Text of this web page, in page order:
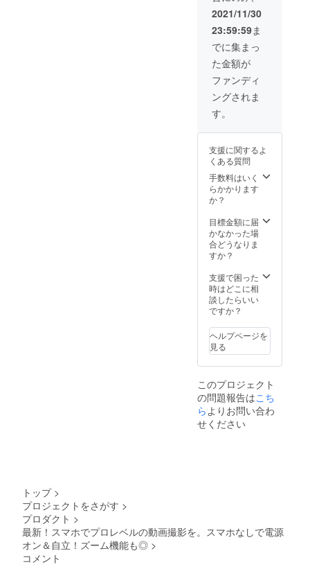
使用部
材の供
給状
況、製
造工程
上の都
合等に
より出
荷時期
があり
ます。
皆様の
ご支援
により
量産効
場合、
正規販
売価格
格より
下がる
可能性
もござ
す。 並
行輸入
品が発
生する
があり
ます。
個人輸
入及び
販路に
願いま
IZELL-
L7PRO
×1 ・
Type-C
ケーブ
ル×1 ・
ミニ三
脚
×1（約
語ユー
ニュア
ル×1 ・
配送料
※ご注文
状況、
材の供
給状
況、製
造工程
合等に
より出
荷時期
が遅れ
があり
ます。
皆様の
ご支援
量産効
率が向
上した
場合、
正規販
す。 並
行輸入
2021/11/30
23:59:59ま
でに集まっ
た金額が
ファンディ
ングされま
す。
支援に関するよ
くある質問
手数料はいく
らかかります
か？
目標金額に届
かなかった場
合どうなりま
すか？
支援で困った
時はどこに相
談したらいい
ですか？
ヘルプページを
見る
このプロジェクト
の問題報告はこち
ら よりお問い合わ
せください
トップ >
プロジェクトをさがす >
プロダクト >
最新！スマホでプロレベルの動画撮影を。スマホなしで電源
オン＆自立！ズーム機能も◎ >
コメント